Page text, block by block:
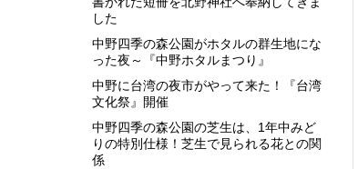
した
中野四季の森公園がホタルの群生地にな
った夜～『中野ホタルまつり』
中野に台湾の夜市がやって来た！『台湾
文化祭』開催
中野四季の森公園の芝生は、1年中みど
りの特別仕様！芝生で見られる花との関
係